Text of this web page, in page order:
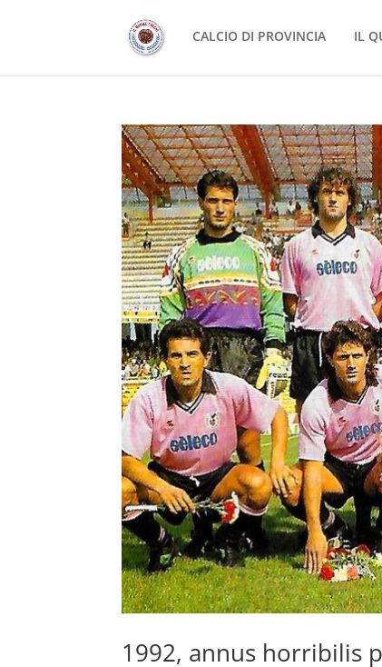
CALCIO DI PROVINCIA IL
1992, annus horribilis